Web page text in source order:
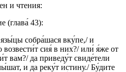
и чтения:
(глава́ 43):
собра́шася вку́пе,/ и
возвести́т сия́ в них?/ или́ я́же от
вам?/ да приведу́т свиде́тели
и да реку́т и́стину./ Бу́дите